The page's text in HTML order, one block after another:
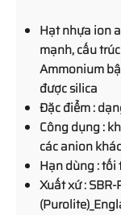
Hạt nhựa ion
mạnh, cấu
Ammonium
được silica
Đặc điểm :
Công dụng :
các anion khác
Hạn dùng : tối
Xuất xứ :